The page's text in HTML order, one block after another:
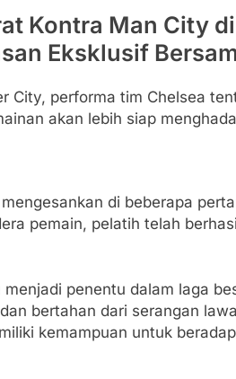
Kontra Man City
Eksklusif
City, performa tim Chelsea
akan lebih siap
di beberapa
pemain, pelatih telah
penentu dalam laga
bertahan dari serangan
kemampuan untuk